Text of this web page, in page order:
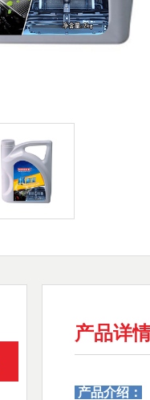
产品详
产品介绍：